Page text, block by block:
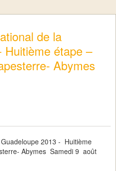
de la
Huitième étape –
Abymes
2013 - Huitième
Abymes Samedi 9 août